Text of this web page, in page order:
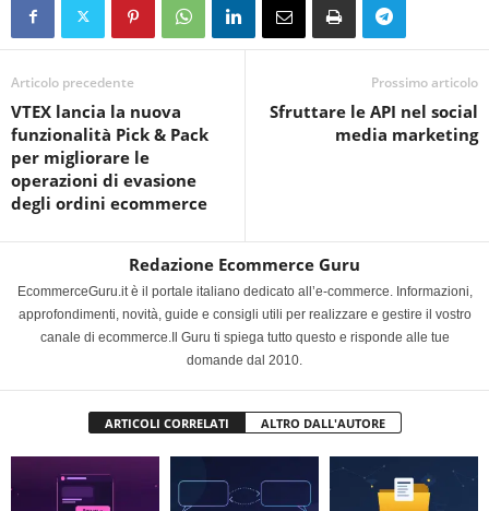
Articolo precedente
VTEX lancia la nuova
funzionalità Pick & Pack
per migliorare le
operazioni di evasione
degli ordini ecommerce
Prossimo articolo
Sfruttare le API nel social
media marketing
Redazione Ecommerce Guru
EcommerceGuru.it è il portale italiano dedicato all’e-commerce. Informazioni,
approfondimenti, novità, guide e consigli utili per realizzare e gestire il vostro
canale di ecommerce.Il Guru ti spiega tutto questo e risponde alle tue
domande dal 2010.
ARTICOLI CORRELATI ALTRO DALL'AUTORE